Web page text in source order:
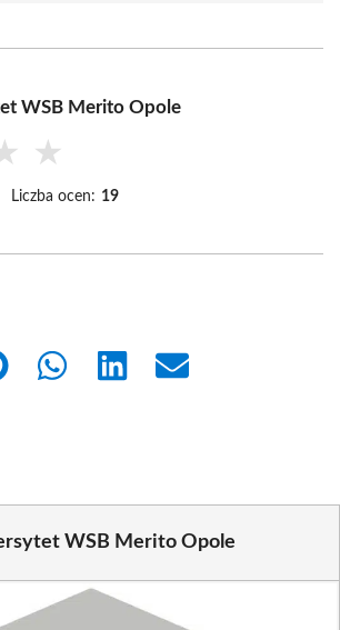
WSB Merito Opole
★
Liczba ocen: 19
Share
Share
Share
WSB Merito Opole